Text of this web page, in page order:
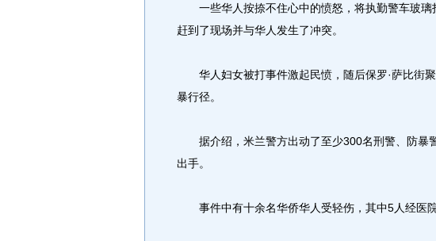
一些华人按捺不住心中的愤怒，将执勤警车玻璃
赶到了现场并与华人发生了冲突。
华人妇女被打事件激起民愤，随后保罗·萨比街聚
暴行径。
据介绍，米兰警方出动了至少300名刑警、防暴
出手。
事件中有十余名华侨华人受轻伤，其中5人经医院